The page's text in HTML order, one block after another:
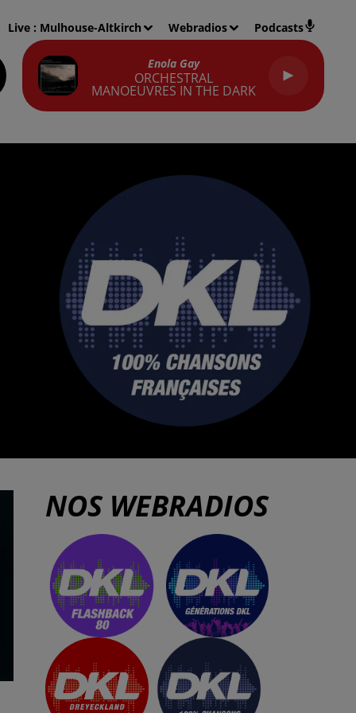
Live : Mulhouse-Altkirch Webradios Podcasts
Enola Gay
ORCHESTRAL
MANOEUVRES IN THE DARK
NOS WEBRADIOS